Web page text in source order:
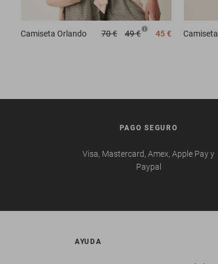
Camiseta Orlando 70 € 49 € 45 € Camiseta
PAGO SEGURO
Visa, Mastercard, Amex, Apple Pay y
Paypal
AYUDA